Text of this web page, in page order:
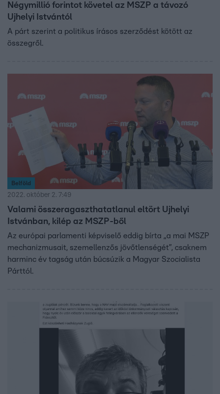
Négymillió forintot követel az MSZP a távozó
Ujhelyi Istvántól
A párt szerint a politikus írásos szerződést kötött az
összegről.
Belföld
2022. október 2. 7:49
Valami összeragaszthatatlanul eltört Ujhelyi
Istvánban, kilép az MSZP-ből
Az európai parlamenti képviselő eddig bírta „a mai MSZP
mechanizmusait, szemellenzős jövőtlenségét”, csaknem
harminc év tagság után búcsúzik a Magyar Szocialista
Párttól.